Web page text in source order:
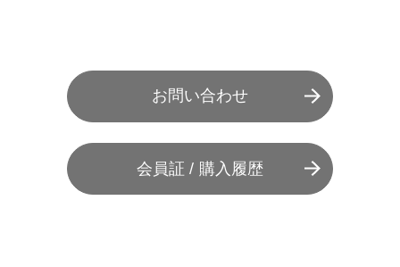
お問い合わせ
会員証 / 購入履歴